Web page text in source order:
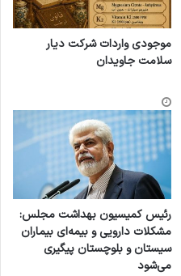
موجودی واردات شرکت دیار
سلامت جاویدان
رئیس کمیسیون بهداشت مجلس:
مشکلات دارویی و بیمه‌ای بیماران
سیستان و بلوچستان پیگیری
می‌شود